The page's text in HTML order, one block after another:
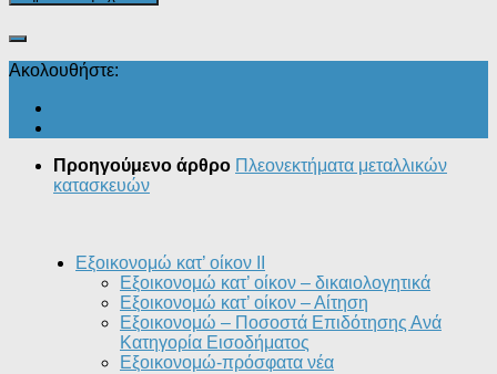
Ακολουθήστε:
Προηγούμενο άρθρο Πλεονεκτήματα μεταλλικών
κατασκευών
Εξοικονομώ κατ’ οίκον II
Εξοικονομώ κατ’ οίκον – δικαιολογητικά
Εξοικονομώ κατ’ οίκον – Αίτηση
Εξοικονομώ – Ποσοστά Επιδότησης Ανά
Κατηγορία Εισοδήματος
Εξοικονομώ-πρόσφατα νέα